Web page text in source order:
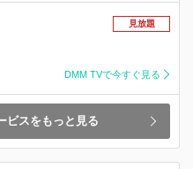
見放題
DMM TVで今すぐ見る
ビスをもっと見る